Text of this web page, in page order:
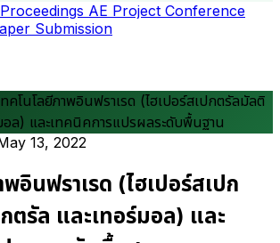
AE Project Conference
Submission
ทคโนโลยีภาพอินฟราเรด (ไฮเปอร์สเปกตรัลมัลติ
อล) และเทคนิคการแปรผลระดับพื้นฐาน
13, 2022
อินฟราเรด (ไฮเปอร์สเปก
ตรัล และเทอร์มอล) และ